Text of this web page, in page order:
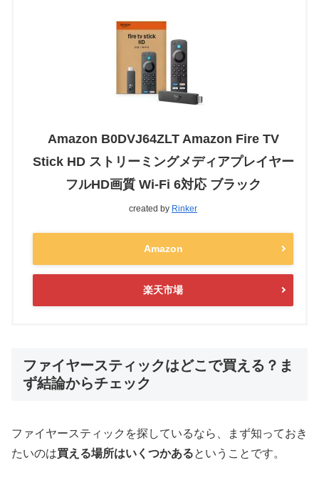
Amazon B0DVJ64ZLT Amazon Fire TV
Stick HD ストリーミングメディアプレイヤー
フルHD画質 Wi-Fi 6対応 ブラック
created by Rinker
Amazon
楽天市場
ファイヤースティックはどこで買える？ま
ず結論からチェック
ファイヤースティックを探しているなら、まず知っておき
たいのは買える場所はいくつかあるということです。